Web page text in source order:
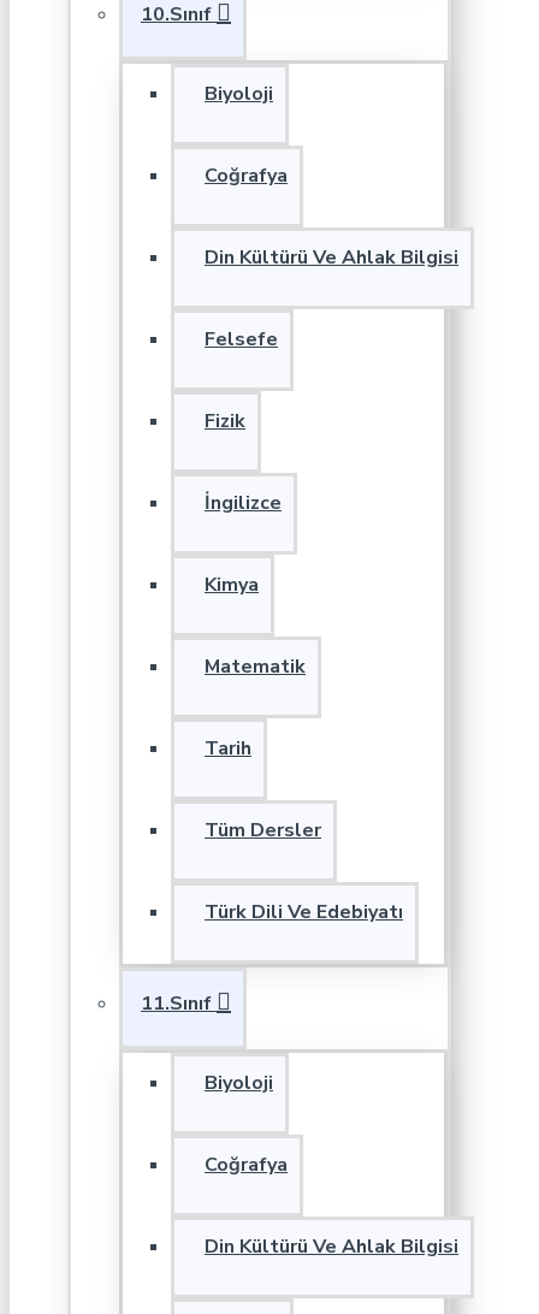
10.Sınıf
Biyoloji
Coğrafya
Din Kültürü Ve Ahlak Bilgisi
Felsefe
Fizik
İngilizce
Kimya
Matematik
Tarih
Tüm Dersler
Türk Dili Ve Edebiyatı
11.Sınıf
Biyoloji
Coğrafya
Din Kültürü Ve Ahlak Bilgisi